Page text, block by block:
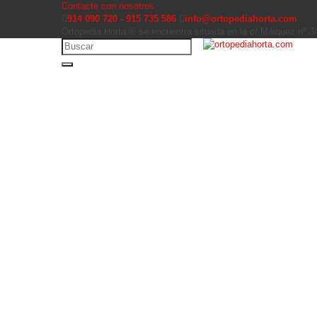
Contacte con nosotros
914 090 720 - 915 735 586
info@ortopediahorta.com
Ortopedia Horta ® se encuentra situada en la c/ Máiquez nº